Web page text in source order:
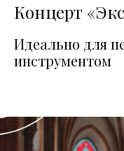
Концерт
Идеально для
инструментом